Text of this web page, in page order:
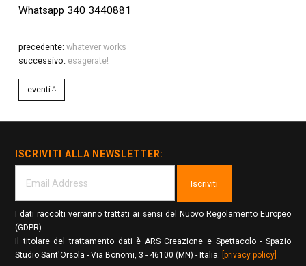
Whatsapp 340 3440881
precedente: whatever works
successivo: esagerate!
eventi
ISCRIVITI ALLA NEWSLETTER:
Iscriviti
I dati raccolti verranno trattati ai sensi del Nuovo Regolamento Europeo
(GDPR).
Il titolare del trattamento dati è ARS Creazione e Spettacolo - Spazio
Studio Sant'Orsola - Via Bonomi, 3 - 46100 (MN) - Italia.
[privacy policy]